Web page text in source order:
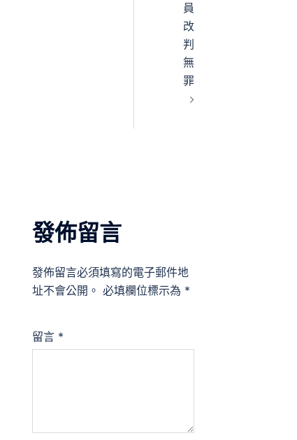
員
改
判
無
罪
發佈留言
發佈留言必須填寫的電子郵件地
址不會公開。 必填欄位標示為 *
留言 *